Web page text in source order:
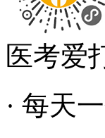
医考爱
· 每天